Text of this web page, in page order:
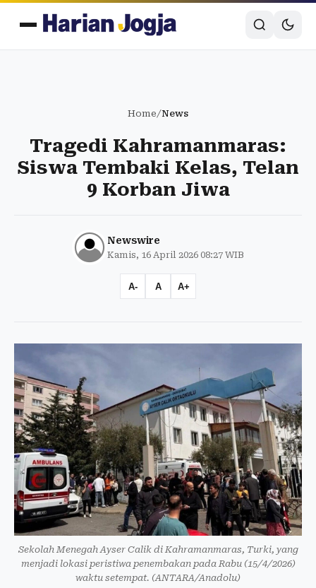
Home/News
Tragedi Kahramanmaras:
Siswa Tembaki Kelas, Telan
9 Korban Jiwa
Newswire
Kamis, 16 April 2026 08:27 WIB
A- A A+
Sekolah Menegah Ayser Calik di Kahramanmaras, Turki, yang
menjadi lokasi peristiwa penembakan pada Rabu (15/4/2026)
waktu setempat. (ANTARA/Anadolu)